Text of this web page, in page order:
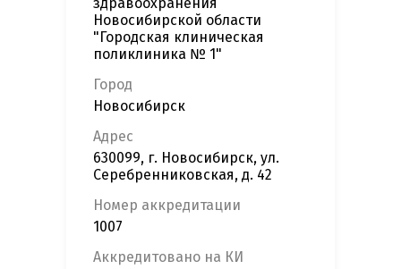
здравоохранения
Новосибирской области
"Городская клиническая
поликлиника № 1"
Город
Новосибирск
Адрес
630099, г. Новосибирск, ул.
Серебренниковская, д. 42
Номер аккредитации
1007
Аккредитовано на КИ